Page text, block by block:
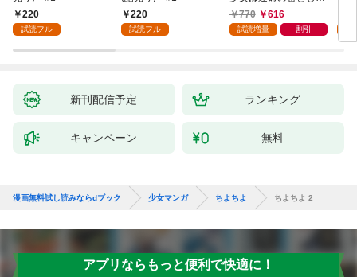
220
試読フル
220
試読フル
愛される～ 1巻
770 616
試読増量 割引
新刊配信予定 ランキング
キャンペーン 無料
漫画無料試し読みならdブック 少女マンガ ちよちよ ちよちよ 2
アプリならもっと便利で快適に！